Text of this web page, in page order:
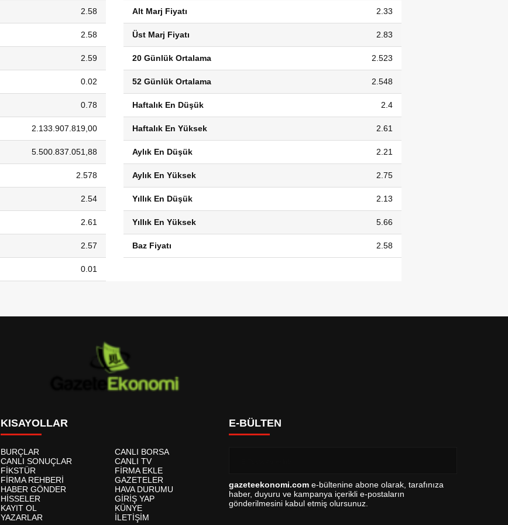
2.58
2.58
2.59
0.02
0.78
2.133.907.819,00
5.500.837.051,88
2.578
2.54
2.61
2.57
0.01
Alt Marj Fiyatı 2.33
Üst Marj Fiyatı 2.83
20 Günlük Ortalama 2.523
52 Günlük Ortalama 2.548
Haftalık En Düşük 2.4
Haftalık En Yüksek 2.61
Aylık En Düşük 2.21
Aylık En Yüksek 2.75
Yıllık En Düşük 2.13
Yıllık En Yüksek 5.66
Baz Fiyatı 2.58
KISAYOLLAR
BURÇLAR
CANLI BORSA
CANLI SONUÇLAR
CANLI TV
FİKSTÜR
FİRMA EKLE
FİRMA REHBERİ
GAZETELER
HABER GÖNDER
HAVA DURUMU
HİSSELER
GİRİŞ YAP
KAYIT OL
KÜNYE
YAZARLAR
İLETİŞİM
E-BÜLTEN
gazeteekonomi.com e-bültenine abone olarak, tarafınıza
haber, duyuru ve kampanya içerikli e-postaların
gönderilmesini kabul etmiş olursunuz.